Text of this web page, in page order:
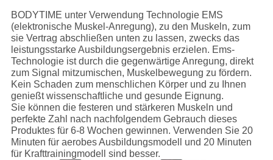
BODYTIME unter Verwendung Technologie EMS
(elektronische Muskel-Anregung), zu den Muskeln, zum
sie Vertrag abschließen unten zu lassen, zwecks das
leistungsstarke Ausbildungsergebnis erzielen. Ems-
Technologie ist durch die gegenwärtige Anregung, direkt
zum Signal mitzumischen, Muskelbewegung zu fördern.
Kein Schaden zum menschlichen Körper und zu Ihnen
genießt wissenschaftliche und gesunde Eignung.
Sie können die festeren und stärkeren Muskeln und
perfekte Zahl nach nachfolgendem Gebrauch dieses
Produktes für 6-8 Wochen gewinnen. Verwenden Sie 20
Minuten für aerobes Ausbildungsmodell und 20 Minuten
für Krafttrainingmodell sind besser.